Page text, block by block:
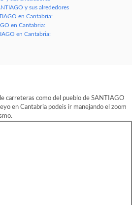
y sus alrededores
en Cantabria:
en Cantabria:
en Cantabria:
carreteras como del pueblo de SANTIAGO
en Cantabria podeis ir manejando el zoom